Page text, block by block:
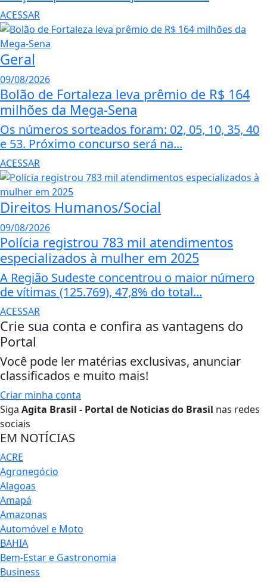
ACESSAR
Geral
09/08/2026
Bolão de Fortaleza leva prêmio de R$ 164
milhões da Mega-Sena
Os números sorteados foram: 02, 05, 10, 35, 40
e 53. Próximo concurso será na...
ACESSAR
Direitos Humanos/Social
09/08/2026
Polícia registrou 783 mil atendimentos
especializados à mulher em 2025
A Região Sudeste concentrou o maior número
de vítimas (125.769), 47,8% do total...
ACESSAR
Crie sua conta e confira as vantagens do
Portal
Você pode ler matérias exclusivas, anunciar
classificados e muito mais!
Criar minha conta
Siga Agita Brasil - Portal de Noticias do Brasil nas redes
sociais
EM NOTÍCIAS
ACRE
Agronegócio
Alagoas
Amapá
Amazonas
Automóvel e Moto
BAHIA
Bem-Estar e Gastronomia
Business